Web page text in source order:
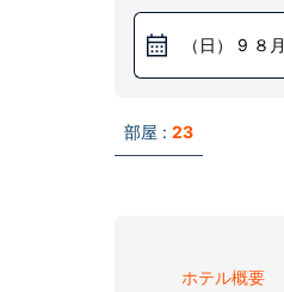
（日） 9 ８月
部屋 : 23
ホテル概要